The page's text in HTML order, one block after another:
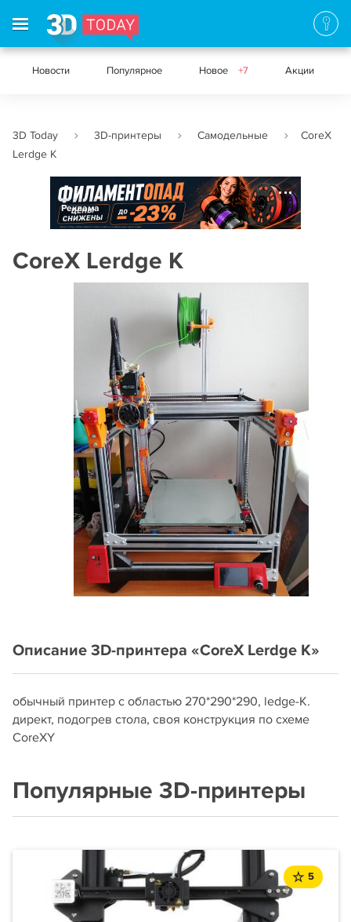
Новости Популярное Новое +7 Акции
3D Today 3D-принтеры Самодельные
CoreX
Lerdge K
Реклама
CoreX Lerdge K
Описание 3D-принтера «CoreX Lerdge K»
обычный принтер с областью 270*290*290, ledge-K.
директ, подогрев стола, своя конструкция по схеме
CoreXY
Популярные 3D-принтеры
5